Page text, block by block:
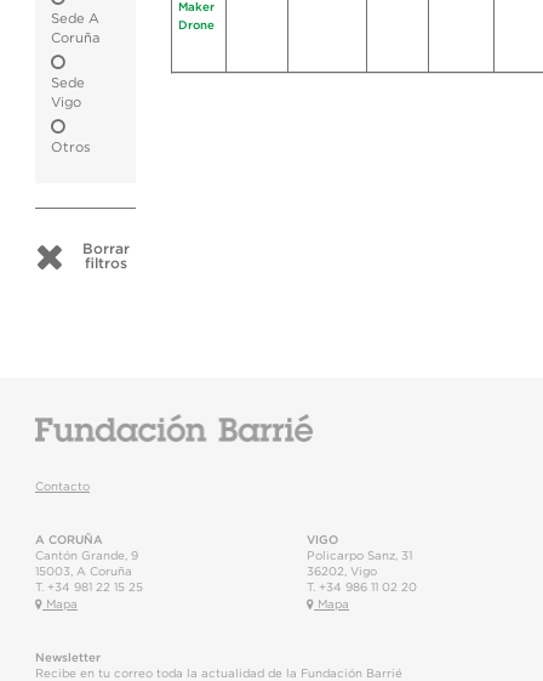
Sede A
Coruña
Sede
Vigo
Otros
Borrar
filtros
Maker
Drone
Contacto
A CORUÑA
Cantón Grande, 9
15003
A Coruña
T. +34 981 22 15 25
Mapa
VIGO
Policarpo Sanz, 31
36202 Vigo
T. +34 986 11 02 20
Mapa
Newsletter
Recibe en tu correo toda la actualidad de la Fundación Barrié